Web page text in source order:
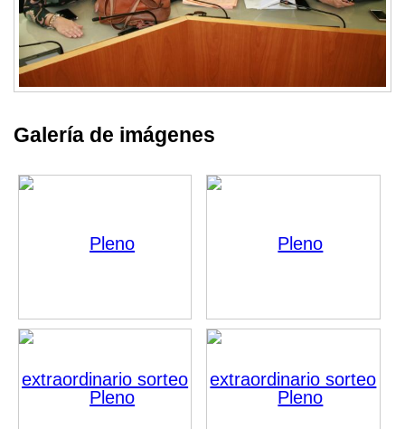
Galería de imágenes